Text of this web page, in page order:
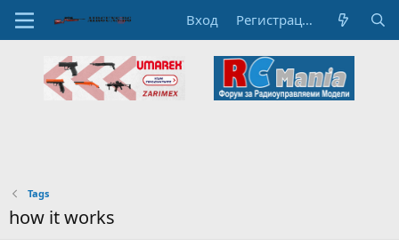
Вход Регистрация
Tags
how it works